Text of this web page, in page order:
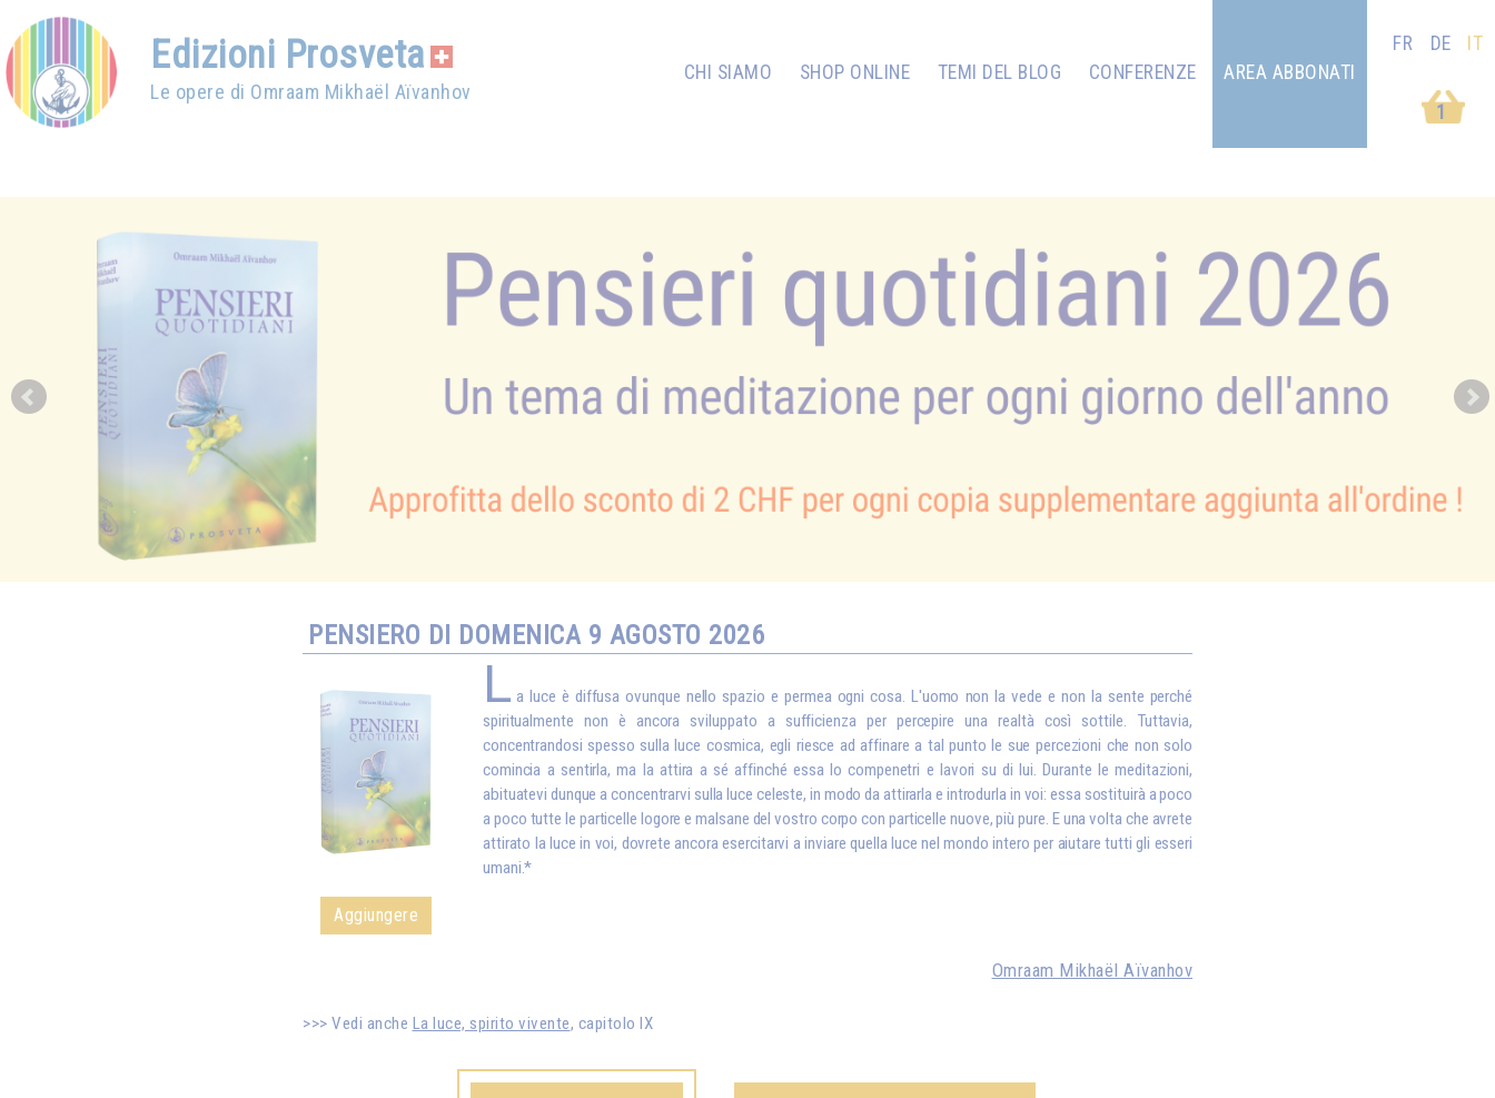
Edizioni Prosveta
Le opere di Omraam Mikhaël Aïvanhov
CHI SIAMO SHOP ONLINE TEMI DEL BLOG
CONFERENZE
1
AREA ABBONATI
FR DE IT
Prev Next
PENSIERO DI DOMENICA 9 AGOSTO 2026
Aggiungere
L a luce è diffusa ovunque nello spazio e permea ogni cosa. L'uomo non la vede e non la sente perché
spiritualmente non è ancora sviluppato a sufficienza per percepire una realtà così sottile. Tuttavia,
concentrandosi spesso sulla luce cosmica, egli riesce ad affinare a tal punto le sue percezioni che non solo
comincia a sentirla, ma la attira a sé affinché essa lo compenetri e lavori su di lui. Durante le meditazioni,
abituatevi dunque a concentrarvi sulla luce celeste, in modo da attirarla e introdurla in voi: essa sostituirà a poco
a poco tutte le particelle logore e malsane del vostro corpo con particelle nuove, più pure. E una volta che avrete
attirato la luce in voi, dovrete ancora esercitarvi a inviare quella luce nel mondo intero per aiutare tutti gli esseri
umani.*
Omraam Mikhaël Aïvanhov
Vedi anche La luce, spirito vivente, capitolo IX